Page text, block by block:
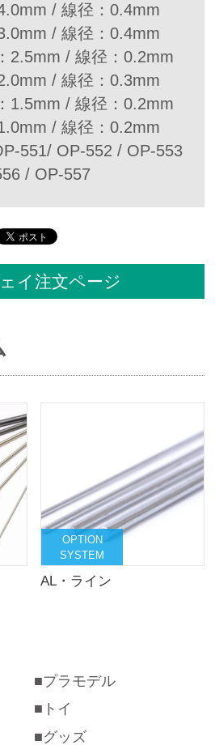
/ 線径：0.4mm
/ 線径：0.4mm
2.5mm / 線径：0.2mm
/ 線径：0.3mm
1.5mm / 線径：0.2mm
/ 線径：0.2mm
551/ OP-552 / OP-553
/ OP-557
イ注文ページ
OPTION
SYSTEM
AL・ライン
プラモデル
トイ
グッズ